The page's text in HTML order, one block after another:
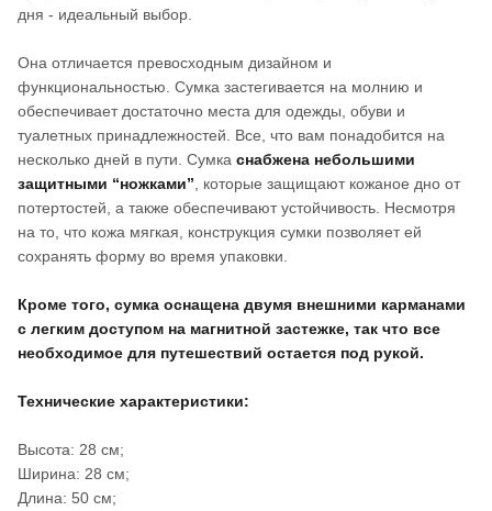
дня - идеальный выбор.
Она отличается превосходным дизайном и
функциональностью. Сумка застегивается на молнию и
обеспечивает достаточно места для одежды, обуви и
туалетных принадлежностей. Все, что вам понадобится на
несколько дней в пути. Сумка снабжена небольшими
защитными “ножками” , которые защищают кожаное дно от
потертостей, а также обеспечивают устойчивость. Несмотря
на то, что кожа мягкая, конструкция сумки позволяет ей
сохранять форму во время упаковки.
Кроме того, сумка оснащена двумя внешними карманами
с легким доступом на магнитной застежке, так что все
необходимое для путешествий остается под рукой.
Технические характеристики:
Высота: 28 см;
Ширина: 28 см;
Длина: 50 см;